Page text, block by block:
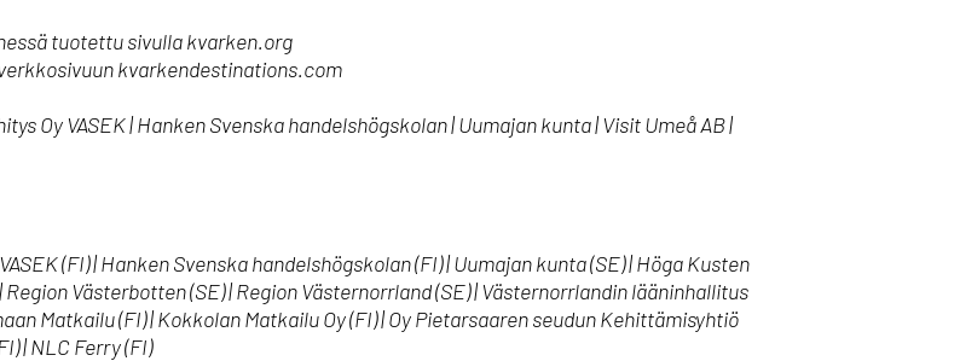
tuotettu sivulla kvarken.org
kvarkendestinations.com
Oy VASEK | Hanken Svenska handelshögskolan | Uumajan kunta | Visit Umeå AB |
(FI) | Hanken Svenska handelshögskolan (FI) | Uumajan kunta (SE) | Höga Kusten
Västerbotten (SE) | Region Västernorrland (SE) | Västernorrlandin lääninhallitus
Matkailu (FI) | Kokkolan Matkailu Oy (FI) | Oy Pietarsaaren seudun Kehittämisyhtiö
| NLC Ferry (FI)